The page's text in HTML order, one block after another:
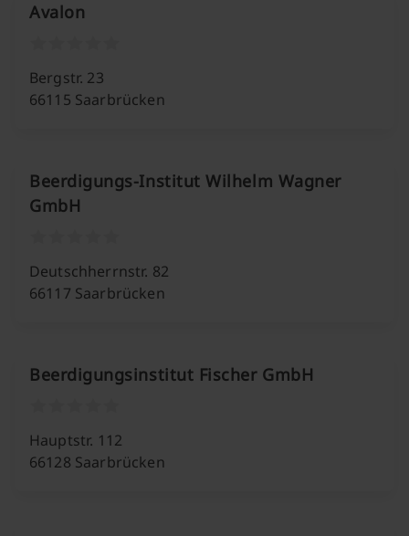
Avalon
Bergstr. 23
66115 Saarbrücken
Beerdigungs-Institut Wilhelm Wagner
GmbH
Deutschherrnstr. 82
66117 Saarbrücken
Beerdigungsinstitut Fischer GmbH
Hauptstr. 112
66128 Saarbrücken